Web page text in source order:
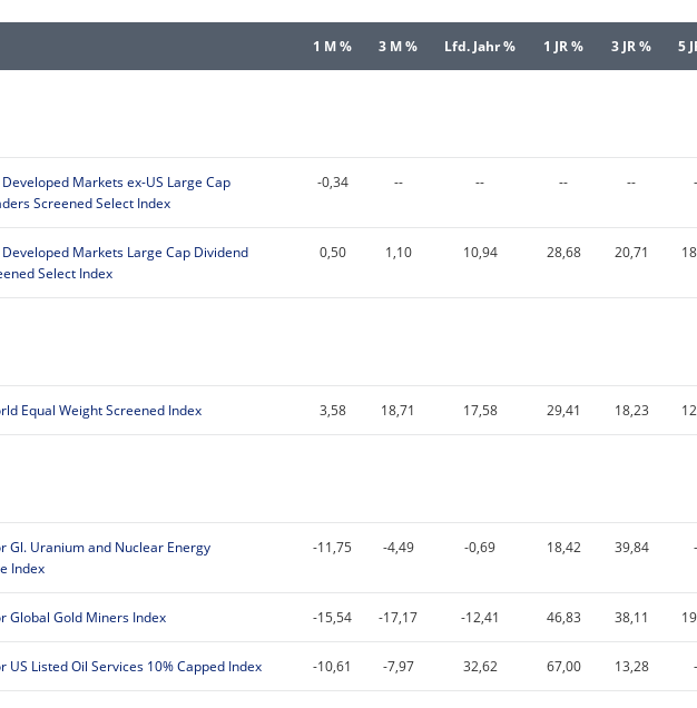
1 M % 3 M % Lfd. Jahr % 1 JR % 3 JR % 5
Markets ex-US Large Cap
Screened Select Index
-0,34 -- -- -- --
Markets Large Cap Dividend
Select Index
0,50 1,10 10,94 28,68 20,71
Equal Weight Screened Index 3,58 18,71 17,58 29,41 18,23
Gl. Uranium and Nuclear Energy
Index
-11,75 -4,49 -0,69 18,42 39,84
Global Gold Miners Index -15,54 -17,17 -12,41 46,83 38,11
US Listed Oil Services 10% Capped Index -10,61 -7,97 32,62 67,00 13,28